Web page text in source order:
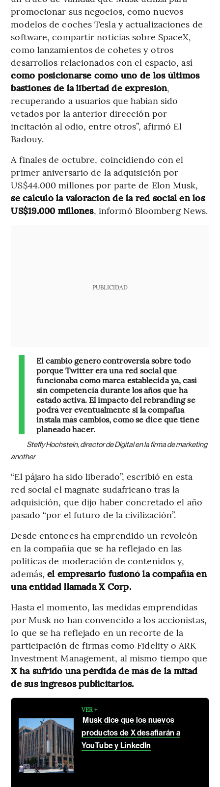
promocionar sus negocios, como nuevos
modelos de coches Tesla y actualizaciones de
software, compartir noticias sobre SpaceX,
como lanzamientos de cohetes y otros
desarrollos relacionados con el espacio, así
como posicionarse como uno de los últimos
bastiones de la libertad de expresión,
recuperando a usuarios que habían sido
vetados por la anterior dirección por
incitación al odio, entre otros”, afirmó El
Badouy.
A finales de octubre, coincidiendo con el
primer aniversario de la adquisición por
US$44.000 millones por parte de Elon Musk,
se calculó la valoración de la red social en los
US$19.000 millones, informó Bloomberg News.
PUBLICIDAD
El cambio género controversia sobre todo
porque Twitter era una red social que
funcionaba como marca establecida ya, casi
sin competencia durante los años que ha
estado activa. El impacto del rebranding se
podrá ver eventualmente si la compañía
instala más cambios, como se dice que tiene
planeado hacer.
Steffy Hochstein, director de Digital en la firma de marketing
another
“El pájaro ha sido liberado”, escribió en esta
red social el magnate sudafricano tras la
adquisición, que dijo haber concretado el año
pasado “por el futuro de la civilización”.
Desde entonces ha emprendido un revolcón
en la compañía que se ha reflejado en las
políticas de moderación de contenidos y,
además,el empresario fusionó la compañía en
una entidad llamada X Corp.
Hasta el momento, las medidas emprendidas
por Musk no han convencido a los accionistas,
lo que se ha reflejado en un recorte de la
participación de firmas como Fidelity o ARK
Investment Management, al mismo tiempo que
X ha sufrido una pérdida de más de la mitad
de sus ingresos publicitarios.
VER +
Musk dice que los nuevos
productos de X desafiarán a
YouTube y LinkedIn